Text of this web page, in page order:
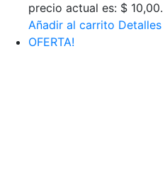
precio actual es: $ 10,00.
Añadir al carrito Detalles
OFERTA!